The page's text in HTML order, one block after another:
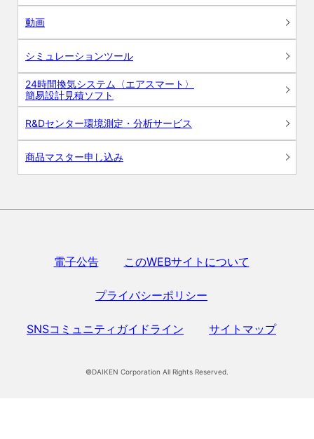
動画
シミュレーションツール
24時間換気システム〈エアスマート〉
簡易設計見積ソフト
R&Dセンター環境測定・分析サービス
商品マスター申し込み
電子公告 このWEBサイトについて
プライバシーポリシー
SNSコミュニティガイドライン サイトマップ
©DAIKEN Corporation All Rights Reserved.